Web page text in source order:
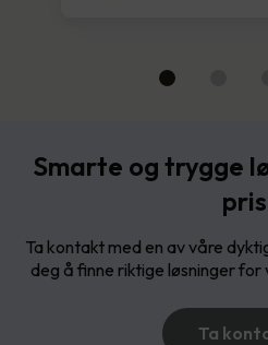
Smarte og trygge
pris
Ta kontakt med en av våre
deg å finne riktige løsninger for
Ta